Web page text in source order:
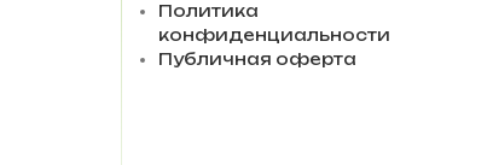
Политика
конфиденциальности
Публичная оферта